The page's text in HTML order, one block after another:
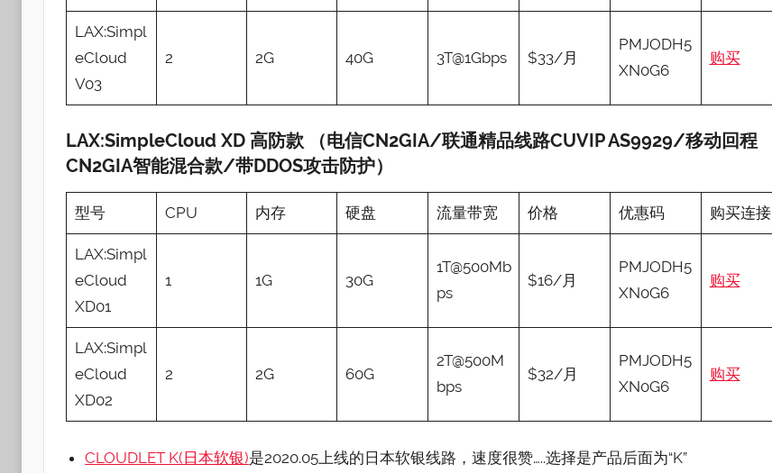
LAX:Simpl
eCloud
V03
2 2G 40G 3T@1Gbps $33/月
PMJODH5
XN0G6
购买
LAX:SimpleCloud XD 高防款 （电信CN2GIA/联通精品线路CUVIP AS9929/移动回程
CN2GIA智能混合款/带DDOS攻击防护）
型号 CPU 内存 硬盘 流量带宽 价格 优惠码 购买连接
LAX:Simpl
eCloud
XD01
1 1G 30G
1T@500Mb
ps
$16/月
PMJODH5
XN0G6
购买
LAX:Simpl
eCloud
XD02
2 2G 60G
2T@500M
bps
$32/月
PMJODH5
XN0G6
购买
CLOUDLET K(日本软银)是2020.05上线的日本软银线路，速度很赞…..选择是产品后面为“K”